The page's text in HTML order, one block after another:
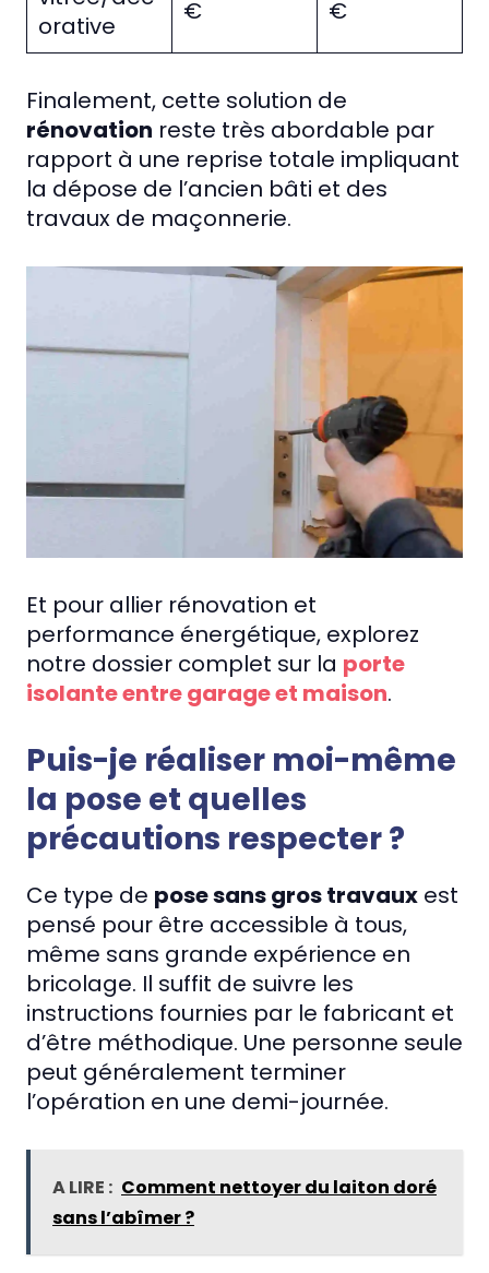
orative
€ €
Finalement, cette solution de
rénovation reste très abordable par
rapport à une reprise totale impliquant
la dépose de l’ancien bâti et des
travaux de maçonnerie.
Et pour allier rénovation et
performance énergétique, explorez
notre dossier complet sur la porte
isolante entre garage et maison.
Puis-je réaliser moi-même
la pose et quelles
précautions respecter ?
Ce type de pose sans gros travaux est
pensé pour être accessible à tous,
même sans grande expérience en
bricolage. Il suffit de suivre les
instructions fournies par le fabricant et
d’être méthodique. Une personne seule
peut généralement terminer
l’opération en une demi-journée.
A LIRE : Comment nettoyer du laiton doré
sans l’abîmer ?